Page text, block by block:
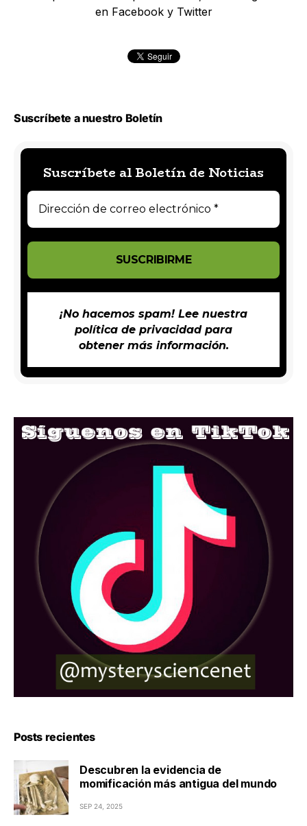
en Facebook y Twitter
Suscríbete a nuestro Boletín
Suscríbete al Boletín de Noticias
¡No hacemos spam! Lee nuestra
política de privacidadpara
obtener más información.
Posts recientes
Descubren la evidencia de
momificación más antigua del mundo
SEP 24, 2025